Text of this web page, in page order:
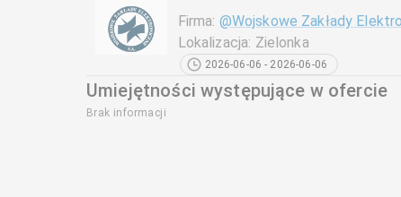
Firma: @Wojskowe Zakłady
Lokalizacja: Zielonka
2026-06-06 - 2026-06-06
Umiejętności występujące w ofercie
Brak informacji